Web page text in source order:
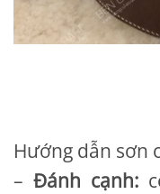
Hướng dẫn sơn
– Đánh cạnh: